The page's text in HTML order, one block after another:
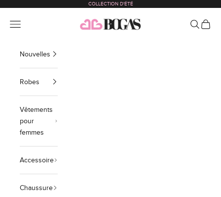
COLLECTION D'ÉTÉ
bogas com international
Menu Panier
Nouvelles
Robes
Vêtements
pour
femmes
Accessoire
Chaussure